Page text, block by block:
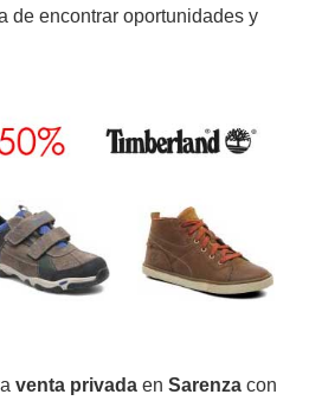
de encontrar oportunidades y
venta privada en Sarenza con